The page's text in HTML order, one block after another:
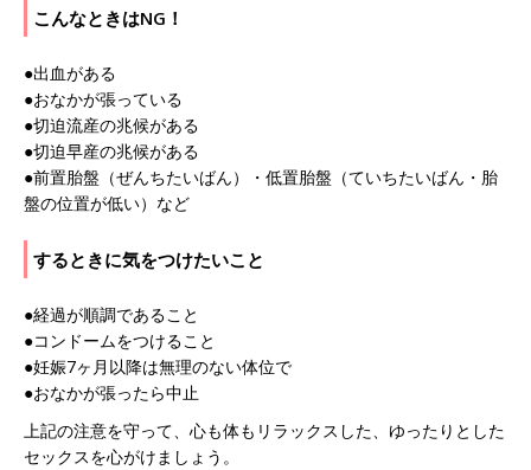
こんなときはNG！
●出血がある
●おなかが張っている
●切迫流産の兆候がある
●切迫早産の兆候がある
●前置胎盤（ぜんちたいばん）・低置胎盤（ていちたいばん・胎
盤の位置が低い）など
するときに気をつけたいこと
●経過が順調であること
●コンドームをつけること
●妊娠7ヶ月以降は無理のない体位で
●おなかが張ったら中止
上記の注意を守って、心も体もリラックスした、ゆったりとした
セックスを心がけましょう。